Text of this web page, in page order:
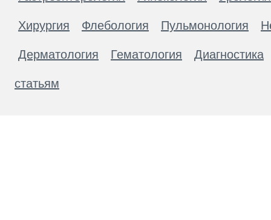
Хирургия Флебология Пульмонология
Дерматология Гематология Диагностика
статьям